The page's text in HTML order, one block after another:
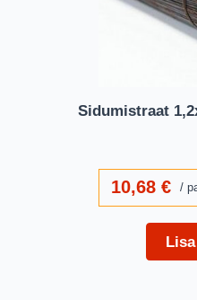
Sidumistraat
10,68€